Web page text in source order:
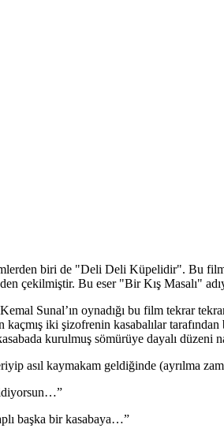
biri de "Deli Deli Küpelidir". Bu film;
çekilmiştir. Bu eser "Bir Kış Masalı"
Sunal’ın oynadığı bu film tekrar
kaçmış iki şizofrenin kasabalılar
kurulmuş sömürüye dayalı düzeni
asıl kaymakam geldiğinde (ayrılma
başka bir kasabaya…”